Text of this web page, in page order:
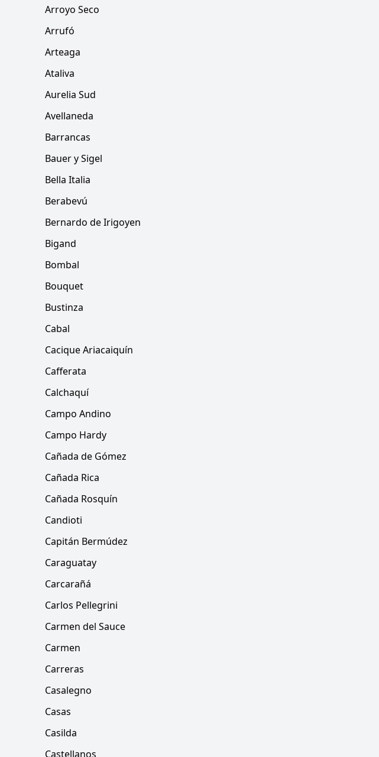
Arroyo Seco
Arrufó
Arteaga
Ataliva
Aurelia Sud
Avellaneda
Barrancas
Bauer y Sigel
Bella Italia
Berabevú
Bernardo de Irigoyen
Bigand
Bombal
Bouquet
Bustinza
Cabal
Cacique Ariacaiquín
Cafferata
Calchaquí
Campo Andino
Campo Hardy
Cañada de Gómez
Cañada Rica
Cañada Rosquín
Candioti
Capitán Bermúdez
Caraguatay
Carcarañá
Carlos Pellegrini
Carmen del Sauce
Carmen
Carreras
Casalegno
Casas
Casilda
Castellanos